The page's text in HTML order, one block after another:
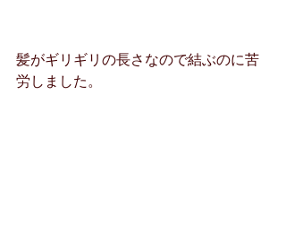
髪がギリギリの長さなので結ぶのに苦
労しました。